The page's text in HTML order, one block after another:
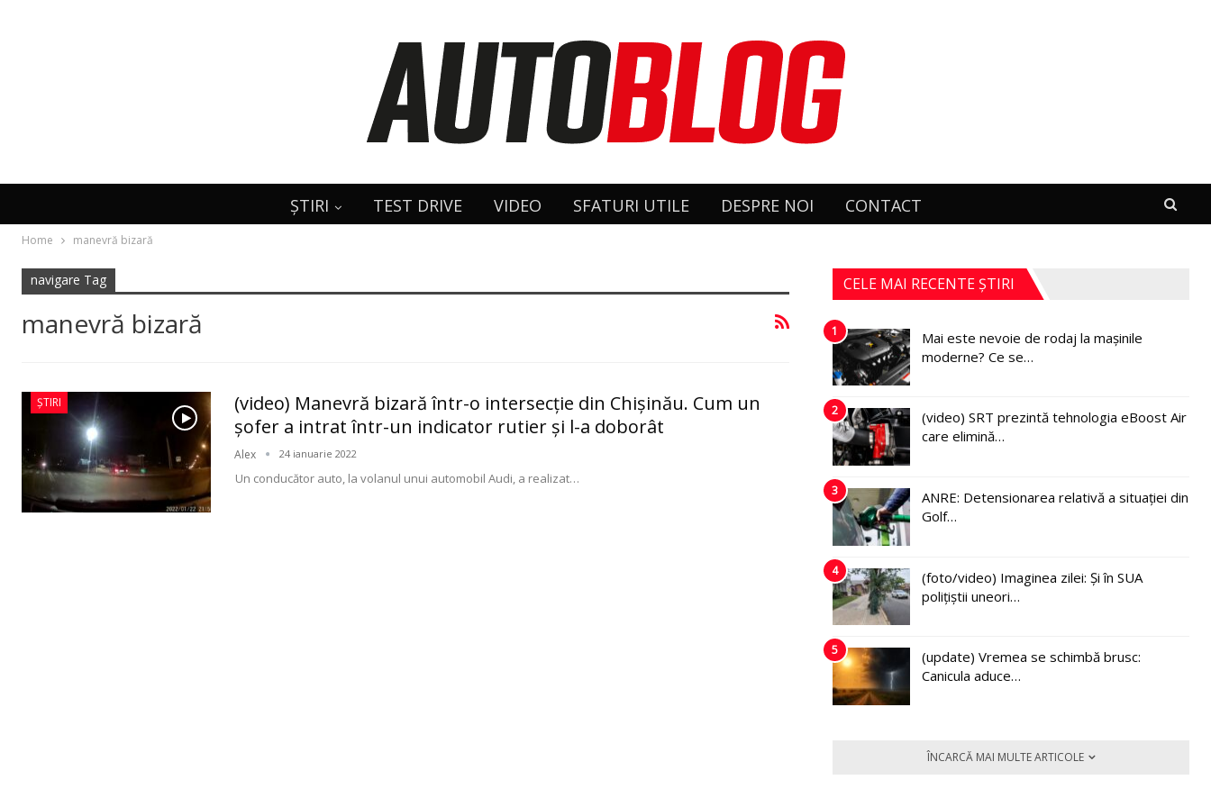
ȘTIRI TEST DRIVE VIDEO SFATURI UTILE DESPRE NOI CONTACT
Home manevră bizară
navigare Tag
manevră bizară
ȘTIRI
(video) Manevră bizară într-o intersecție din Chişinău. Cum un
şofer a intrat într-un indicator rutier şi l-a doborât
Alex 24 ianuarie 2022
Un conducător auto, la volanul unui automobil Audi, a realizat…
CELE MAI RECENTE ȘTIRI
1
Mai este nevoie de rodaj la mașinile
moderne? Ce se…
2
(video) SRT prezintă tehnologia eBoost Air
care elimină…
3
ANRE: Detensionarea relativă a situației din
Golf…
4
(foto/video) Imaginea zilei: Și în SUA
polițiștii uneori…
5
(update) Vremea se schimbă brusc:
Canicula aduce…
ÎNCARCĂ MAI MULTE ARTICOLE